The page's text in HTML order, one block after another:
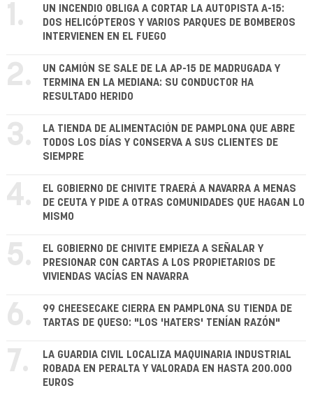
1.
UN INCENDIO OBLIGA A CORTAR LA AUTOPISTA A-15:
DOS HELICÓPTEROS Y VARIOS PARQUES DE BOMBEROS
INTERVIENEN EN EL FUEGO
2.
UN CAMIÓN SE SALE DE LA AP-15 DE MADRUGADA Y
TERMINA EN LA MEDIANA: SU CONDUCTOR HA
RESULTADO HERIDO
3.
LA TIENDA DE ALIMENTACIÓN DE PAMPLONA QUE ABRE
TODOS LOS DÍAS Y CONSERVA A SUS CLIENTES DE
SIEMPRE
4.
EL GOBIERNO DE CHIVITE TRAERÁ A NAVARRA A MENAS
DE CEUTA Y PIDE A OTRAS COMUNIDADES QUE HAGAN LO
MISMO
5.
EL GOBIERNO DE CHIVITE EMPIEZA A SEÑALAR Y
PRESIONAR CON CARTAS A LOS PROPIETARIOS DE
VIVIENDAS VACÍAS EN NAVARRA
6.
99 CHEESECAKE CIERRA EN PAMPLONA SU TIENDA DE
TARTAS DE QUESO: "LOS 'HATERS' TENÍAN RAZÓN"
7.
LA GUARDIA CIVIL LOCALIZA MAQUINARIA INDUSTRIAL
ROBADA EN PERALTA Y VALORADA EN HASTA 200.000
EUROS